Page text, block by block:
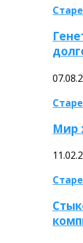
Мир